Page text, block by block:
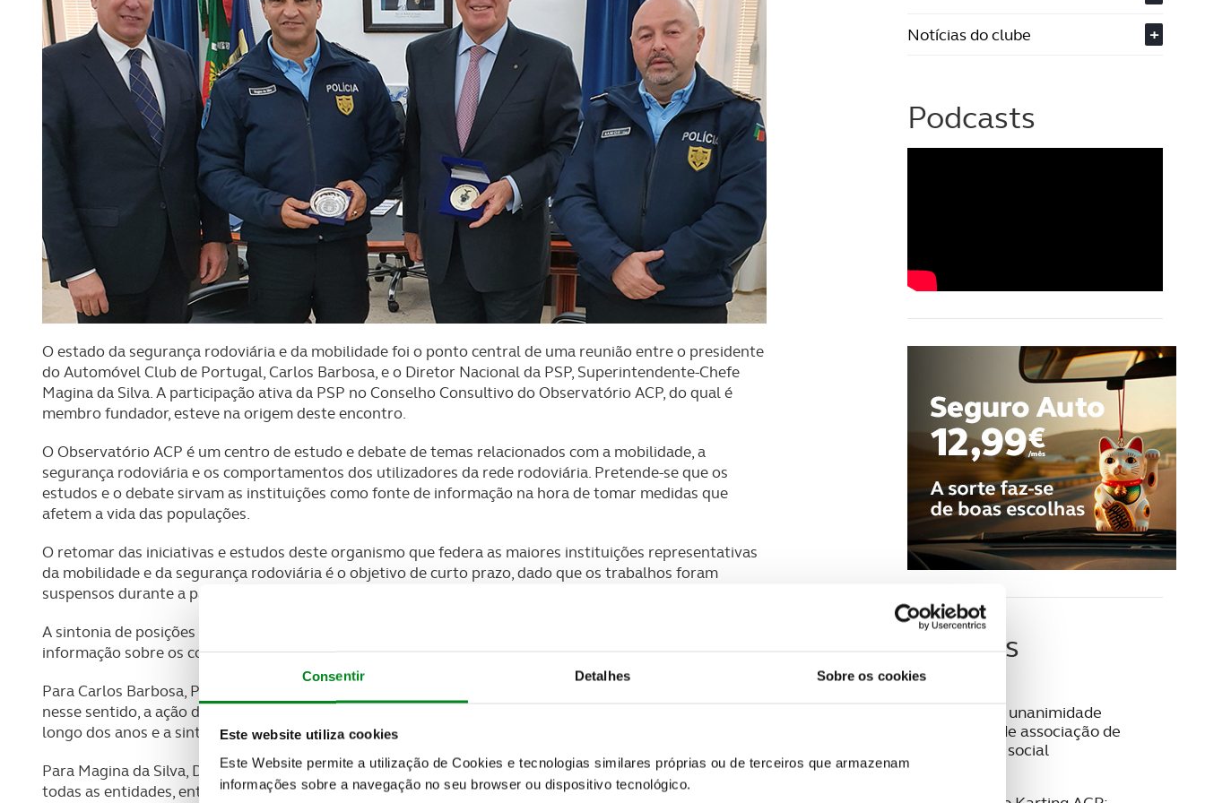
Consentir Detalhes Sobre os cookies
Este website utiliza cookies
Este Website permite a utilização de Cookies e tecnologias similares próprias ou de terceiros que armazenam
informações sobre a navegação no seu browser ou dispositivo tecnológico.
O estado da segurança rodoviária e da mobilidade foi o ponto central de uma reunião entre o presidente
do Automóvel Club de Portugal, Carlos Barbosa, e o Diretor Nacional da PSP, Superintendente-Chefe
Magina da Silva. A participação ativa da PSP no Conselho Consultivo do Observatório ACP, do qual é
membro fundador, esteve na origem deste encontro.
O Observatório ACP é um centro de estudo e debate de temas relacionados com a mobilidade, a
segurança rodoviária e os comportamentos dos utilizadores da rede rodoviária. Pretende-se que os
estudos e o debate sirvam as instituições como fonte de informação na hora de tomar medidas que
afetem a vida das populações.
O retomar das iniciativas e estudos deste organismo que federa as maiores instituições representativas
da mobilidade e da segurança rodoviária é o objetivo de curto prazo, dado que os trabalhos foram
suspensos durante a pandemia de Covid-19.
A sintonia de posições e a convergência quanto à necessidade de produzir mais conhecimento e
informação sobre os comportamentos dos utilizadores da rede rodoviária nacional foi total.
Para Carlos Barbosa, Presidente do ACP, “a sinistralidade ocorre sobretudo dentro das localidades e,
nesse sentido, a ação da Polícia de Segurança Pública é essencial. Temos trabalhado em conjunto ao
longo dos anos e a sintonia de posições entre as duas instituições é total”.
Para Magina da Silva, Diretor Nacional da PSP, “a Polícia de Segurança Pública colabora ativamente com
todas as entidades, entre as quais o ACP, e em diversos domínios, no sentido de maximizar a prevenção, a
Notícias do clube
+
Podcasts
Últimas
Aprovada por unanimidade
constituição de associação de
solidariedade social